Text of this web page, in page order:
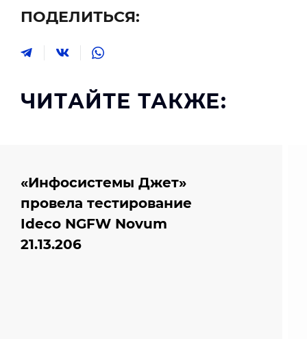
ПОДЕЛИТЬСЯ:
ЧИТАЙТЕ ТАКЖЕ:
«Инфосистемы Джет»
провела тестирование
Ideco NGFW Novum
21.13.206